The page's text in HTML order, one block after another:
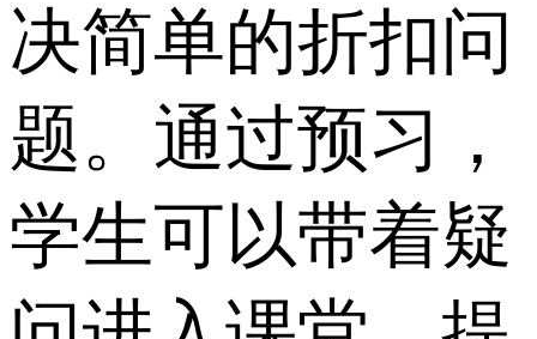
决简单的折扣问
题。通过预习，
学生可以带着疑